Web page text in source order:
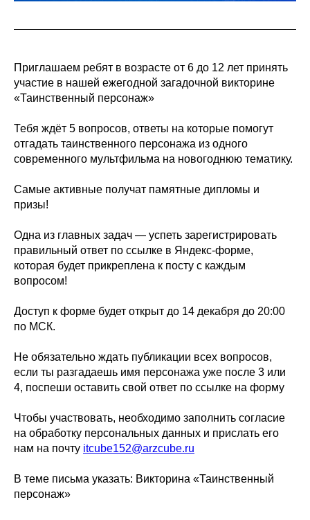
Приглашаем ребят в возрасте от 6 до 12 лет принять
участие в нашей ежегодной загадочной викторине
«Таинственный персонаж»
Тебя ждёт 5 вопросов, ответы на которые помогут
отгадать таинственного персонажа из одного
современного мультфильма на новогоднюю тематику.
Самые активные получат памятные дипломы и
призы!
Одна из главных задач — успеть зарегистрировать
правильный ответ по ссылке в Яндекс-форме,
которая будет прикреплена к посту с каждым
вопросом!
Доступ к форме будет открыт до 14 декабря до 20:00
по МСК.
Не обязательно ждать публикации всех вопросов,
если ты разгадаешь имя персонажа уже после 3 или
4, поспеши оставить свой ответ по ссылке на форму
Чтобы участвовать, необходимо заполнить согласие
на обработку персональных данных и прислать его
нам на почту itcube152@arzcube.ru
В теме письма указать: Викторина «Таинственный
персонаж»